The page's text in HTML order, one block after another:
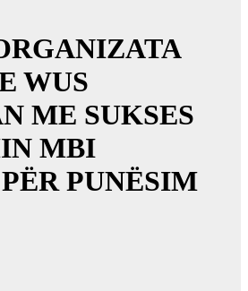
WUS
ME SUKSES
MBI
PUNËSIM